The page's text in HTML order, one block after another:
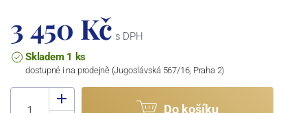
3 450 Kč s DPH
Skladem 1 ks
dostupné i na prodejně (Jugoslávská 567/16, Praha 2)
Do košíku